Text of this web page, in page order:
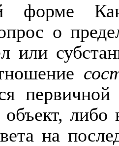
форме
о
или
на